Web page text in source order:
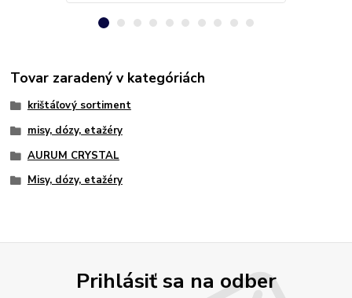
Tovar zaradený v kategóriách
krištáľový sortiment
misy, dózy, etažéry
AURUM CRYSTAL
Misy, dózy, etažéry
Prihlásiť sa na odber